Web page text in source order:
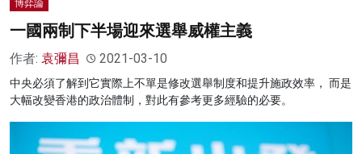
博弈論
一國兩制下半場迎來選舉威權主義
作者: 袁彌昌 2021-03-10
中央必須了解到它實際上不單是修改選舉制度和提升施政效率， 而是
大幅改變香港的政治體制，對此有參考更多經驗的必要。